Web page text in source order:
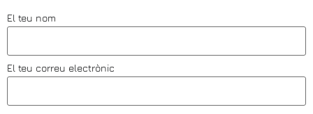
El teu nom
El teu correu electrònic